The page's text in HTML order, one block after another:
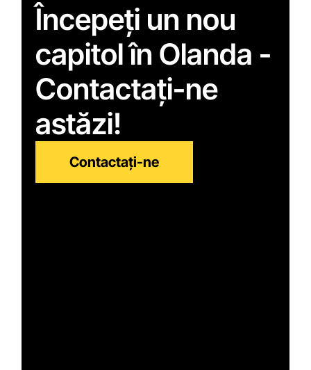
Începeți un nou
capitol în Olanda -
Contactați-ne
astăzi!
Contactați-ne